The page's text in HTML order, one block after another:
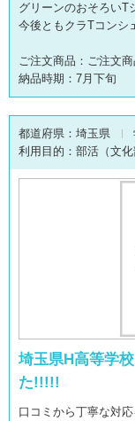
グリーンのおそろいT
今後ともクラTコンシ
ご注文商品：ご注文
納品時期：7月下旬
都道府県： 埼玉県
利用目的： 部活（文化
埼玉県H高等学
た!!!!!
口コミから丁寧な対